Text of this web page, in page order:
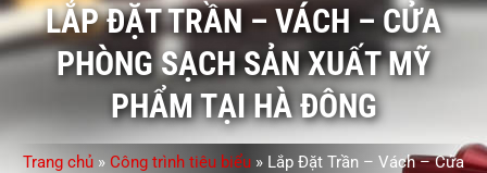
LẮP ĐẶT TRẦN – VÁCH – CỬA
PHÒNG SẠCH SẢN XUẤT MỸ
PHẨM TẠI HÀ ĐÔNG
Trang chủ » Công trình tiêu biểu » Lắp Đặt Trần – Vách – Cửa